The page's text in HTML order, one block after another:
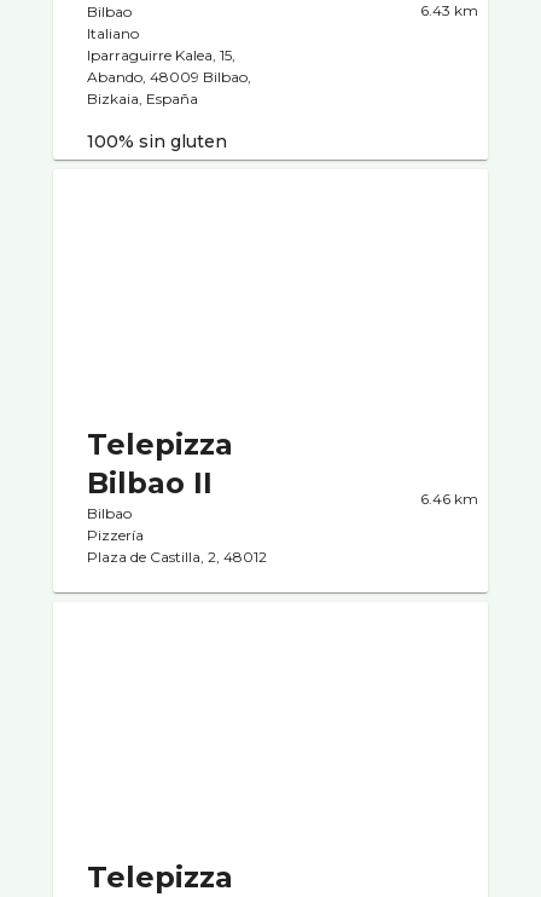
Bilbao
Italiano
Iparraguirre Kalea, 15,
Abando, 48009 Bilbao,
Bizkaia, España
6.43 km
100% sin gluten
Telepizza
Bilbao II
Bilbao
Pizzerí­a
Plaza de Castilla, 2, 48012
6.46 km
Telepizza